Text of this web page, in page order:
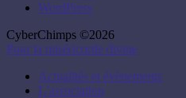
WordPress
CyberChimps ©2026
Pour la miséricorde divine
Actualités et évènements
L’association